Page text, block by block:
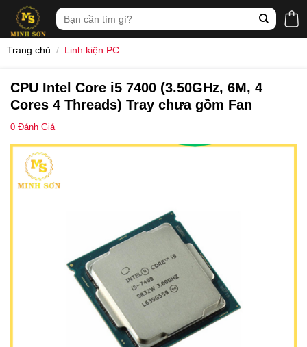
content
Tìm
kiếm:
Trang chủ / Linh kiện PC
CPU Intel Core i5 7400 (3.50GHz, 6M, 4
Cores 4 Threads) Tray chưa gồm Fan
0 Đánh Giá